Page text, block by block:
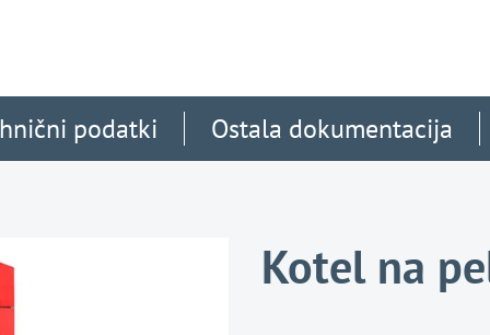
podatki Ostala dokumentacija
Kotel na